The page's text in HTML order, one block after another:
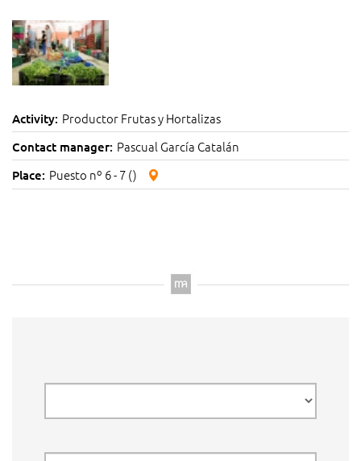
Activity: Productor Frutas y Hortalizas
Contact manager: Pascual García Catalán
Place: Puesto nº 6 - 7 ()